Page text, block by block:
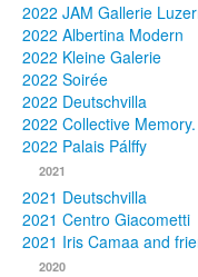
Texte
2022 JAM Gallerie
2022 Albertina Modern
2022 Kleine Galerie
2022 Soirée
2022 Deutschvilla
2022 Collective
2022 Palais Pálffy
2021
2021 Deutschvilla
2021 Centro Giacometti
2021 Iris Camaa and
2020